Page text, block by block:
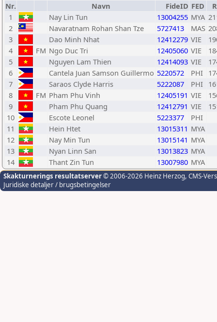
Nr. Navn FideID FED
1
Nay Lin Tun 13004255 MYA
2
Navaratnam Rohan Shan Tze 5727413 MAS
3
Dao Minh Nhat 12412279 VIE
4
FM Ngo Duc Tri 12405060 VIE
5
Nguyen Lam Thien 12414093 VIE
6
Cantela Juan Samson Guillermo 5220572 PHI
7
Saraos Clyde Harris 5222087 PHI
8
FM Pham Phu Vinh 12405191 VIE
9
Pham Phu Quang 12412791 VIE
10
Escote Leonel 5223377
PHI
11
Hein Htet 13015311 MYA
12
Nay Min Tun 13015141 MYA
13
Nyan Linn San 13013823 MYA
14
Thant Zin Tun 13007980 MYA
Skakturnerings resultatserver© 2006-2026 Heinz Herzog, CMS-
Juridiske detaljer / brugsbetingelser